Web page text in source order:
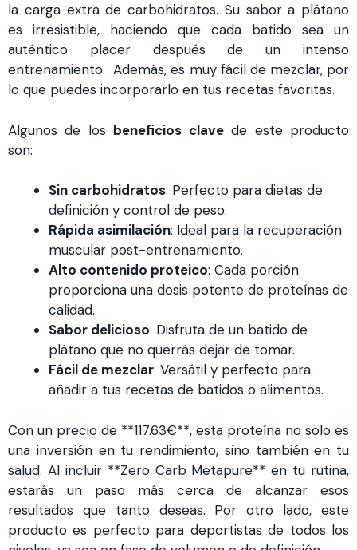
la carga extra de carbohidratos. Su sabor a plátano
es irresistible, haciendo que cada batido sea un
auténtico placer después de un intenso
entrenamiento . Además, es muy fácil de mezclar, por
lo que puedes incorporarlo en tus recetas favoritas.
Algunos de los beneficios clavede este producto
son:
Sin carbohidratos: Perfecto para dietas de
definición y control de peso.
Rápida asimilación: Ideal para la recuperación
muscular post-entrenamiento.
Alto contenido proteico: Cada porción
proporciona una dosis potente de proteínas de
calidad.
Sabor delicioso: Disfruta de un batido de
plátano que no querrás dejar de tomar.
Fácil de mezclar: Versátil y perfecto para
añadir a tus recetas de batidos o alimentos.
Con un precio de **117.63€**, esta proteína no solo es
una inversión en tu rendimiento, sino también en tu
salud. Al incluir **Zero Carb Metapure** en tu rutina,
estarás un paso más cerca de alcanzar esos
resultados que tanto deseas. Por otro lado, este
producto es perfecto para deportistas de todos los